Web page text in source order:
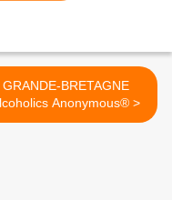
GRANDE-BRETAGNE
Alcoholics Anonymous® >